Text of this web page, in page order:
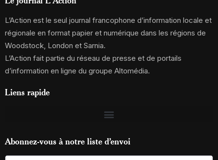
L’Action est le seul journal francophone d’information locale et
régionale en format papier et numérique dans les régions de
Woodstock, London et Sarnia.
L’Action fait partie du réseau de presse et de portails
d’information en ligne du groupe Altomédia.
Liens rapide
Abonnez-vous à notre liste d’envoi